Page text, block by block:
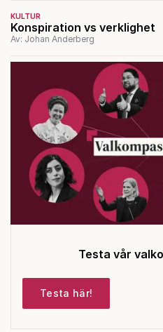
KULTUR
Konspiration vs verklighet
Av: Johan Anderberg
Testa vår
Testa här!